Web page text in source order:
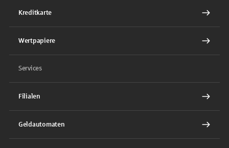
Kreditkarte
Wertpapiere
Services
Filialen
Geldautomaten